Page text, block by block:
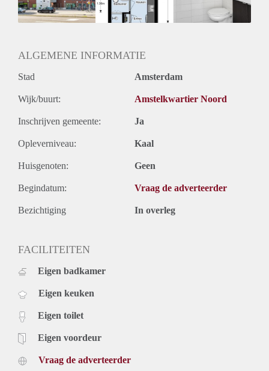
Oplevering
Kaal
ALGEMENE INFORMATIE
Stad Amsterdam
Wijk/buurt: Amstelkwartier Noord
Inschrijven gemeente: Ja
Opleverniveau: Kaal
Huisgenoten: Geen
Begindatum: Vraag de adverteerder
Bezichtiging In overleg
FACILITEITEN
Eigen badkamer
Eigen keuken
Eigen toilet
Eigen voordeur
Vraag de adverteerder